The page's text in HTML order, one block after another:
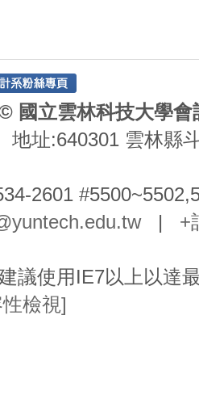
國立雲林科技大學
地址:640301 雲林縣
2601
| +
議使用IE7以上以達
檢視]